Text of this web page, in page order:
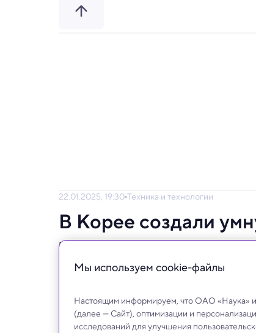
22.01.2025, 19:30 Техника и технологии
В Корее создали
человеческие
Ее волокна могут воспринимать не
Мы используем сookie-файлы
Настоящим информируем, что ОАО «Наука»
(далее — Сайт), оптимизации и
исследований для улучшения